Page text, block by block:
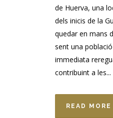
de Huerva, una
dels inicis de la
quedar en mans
sent una
immediata
contribuint a les...
READ MORE